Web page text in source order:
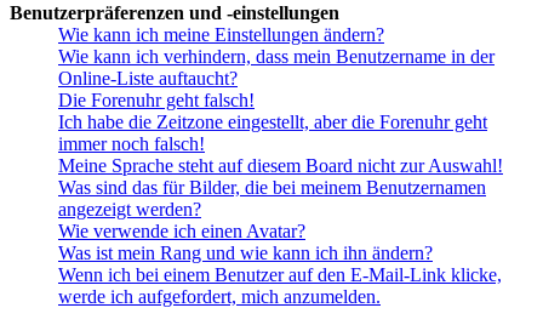
Benutzerpräferenzen und -einstellungen
Wie kann ich meine Einstellungen ändern?
Wie kann ich verhindern, dass mein Benutzername in der
Online-Liste auftaucht?
Die Forenuhr geht falsch!
Ich habe die Zeitzone eingestellt, aber die Forenuhr geht
immer noch falsch!
Meine Sprache steht auf diesem Board nicht zur Auswahl!
Was sind das für Bilder, die bei meinem Benutzernamen
angezeigt werden?
Wie verwende ich einen Avatar?
Was ist mein Rang und wie kann ich ihn ändern?
Wenn ich bei einem Benutzer auf den E-Mail-Link klicke,
werde ich aufgefordert, mich anzumelden.